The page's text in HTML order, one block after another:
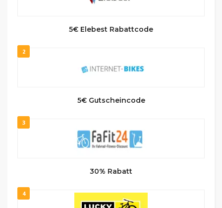
5€ Elebest Rabattcode
2
5€ Gutscheincode
3
30% Rabatt
4